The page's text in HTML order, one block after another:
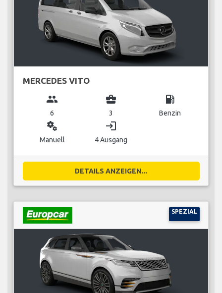
MERCEDES VITO
group
6
business_center
3
local_gas_station
Benzin
miscellaneous_services
Manuell
login
4 Ausgang
DETAILS ANZEIGEN...
SPEZIAL